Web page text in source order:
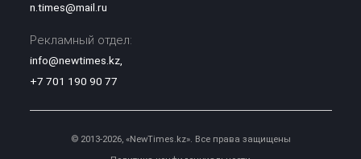
n.times@mail.ru
Рекламный отдел:
info@newtimes.kz,
+7 701 190 90 77
© 2013-2026, «NewTimes.kz». Все права защищены